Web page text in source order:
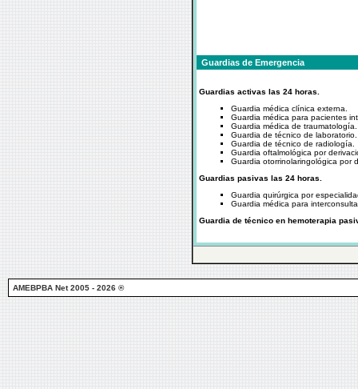
Guardias de Emergencia
Guardias activas las 24 horas.
Guardia médica clínica externa.
Guardia médica para pacientes
Guardia médica de traumatología.
Guardia de técnico de laboratorio.
Guardia de técnico de radiología.
Guardia oftalmológica por
Guardia otorrinolaringológica por
Guardias pasivas las 24 horas.
Guardia quirúrgica por
Guardia médica para
Guardia de técnico en hemoterapia
AMEBPBA Net 2005 - 2026 ®